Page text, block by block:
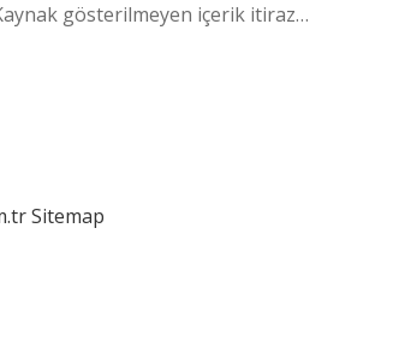
gösterilmeyen içerik itiraz…
Sitemap